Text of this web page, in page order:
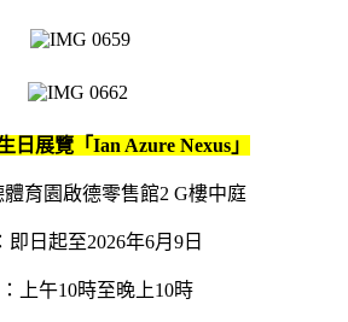
日展覽「Ian Azure Nexus」
育園啟德零售館2 G樓中庭
即日起至2026年6月9日
上午10時至晚上10時